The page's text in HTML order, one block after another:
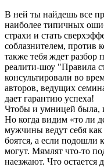
В ней ты найдешь все
наиболее типичных
страхи и стать
соблазнителем, против
также тебя ждет разбор
реалити-шоу "Правила
консультировали во
авторов, ведущих
дает гарантию
Чтобы и умницей была,
Но когда видим «то ли
мужчины ведут себя как
боятся, а если подошли
могут. Мямлят что-то
наезжают. Что остается